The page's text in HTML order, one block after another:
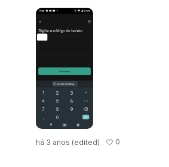
há 3 anos (edited) 0